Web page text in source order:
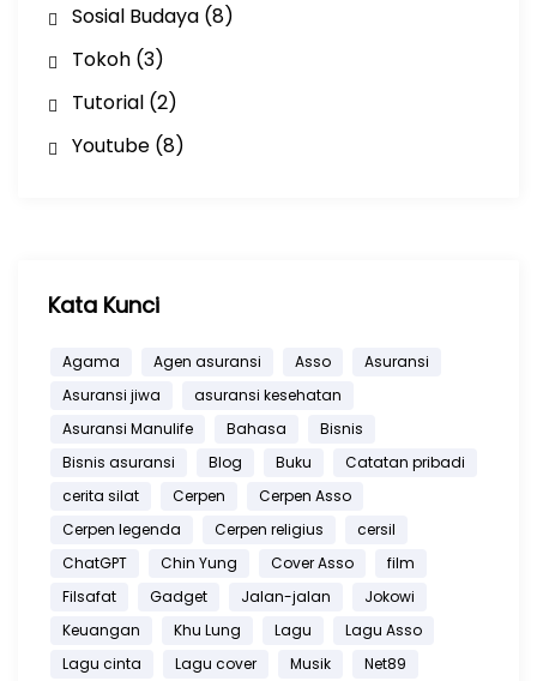
Sosial Budaya(8)
Tokoh(3)
Tutorial(2)
Youtube(8)
Kata Kunci
Agama Agen asuransi Asso
Asuransi
Asuransi jiwa
asuransi kesehatan
Asuransi Manulife
Bahasa
Bisnis
Bisnis asuransi
Blog Buku
Catatan pribadi
cerita silat
Cerpen
Cerpen Asso
Cerpen legenda
Cerpen religius
cersil
ChatGPT
Chin Yung Cover Asso
film
Filsafat
Gadget Jalan-jalan
Jokowi
Keuangan
Khu Lung Lagu
Lagu Asso
Lagu cinta
Lagu cover Musik
Net89